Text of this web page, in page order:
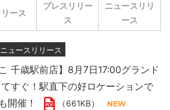
ース
プレスリリー
ス
ニュースリリ
ース
ニュースリリース
千歳駅前店】8月7日17:00グランド
すぐ！駅直下の好ロケーションで
開催！
（661KB）